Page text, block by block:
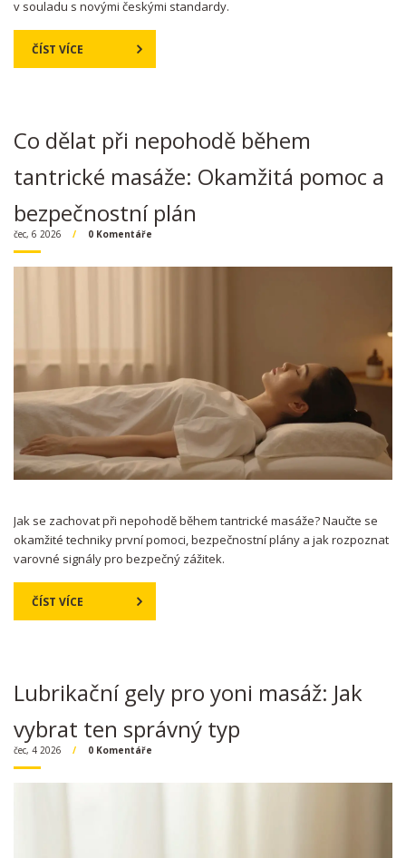
v souladu s novými českými standardy.
ČÍST VÍCE
Co dělat při nepohodě během
tantrické masáže: Okamžitá pomoc a
bezpečnostní plán
čec, 6 2026 0 Komentáře
Jak se zachovat při nepohodě během tantrické masáže? Naučte se
okamžité techniky první pomoci, bezpečnostní plány a jak rozpoznat
varovné signály pro bezpečný zážitek.
ČÍST VÍCE
Lubrikační gely pro yoni masáž: Jak
vybrat ten správný typ
čec, 4 2026 0 Komentáře